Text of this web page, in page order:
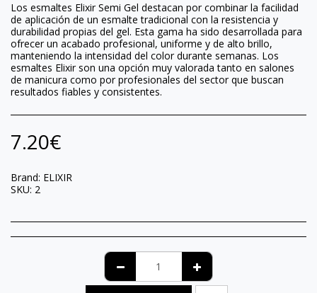
Los esmaltes Elixir Semi Gel destacan por combinar la facilidad
de aplicación de un esmalte tradicional con la resistencia y
durabilidad propias del gel. Esta gama ha sido desarrollada para
ofrecer un acabado profesional, uniforme y de alto brillo,
manteniendo la intensidad del color durante semanas. Los
esmaltes Elixir son una opción muy valorada tanto en salones
de manicura como por profesionales del sector que buscan
resultados fiables y consistentes.
7.20€
Brand: ELIXIR
SKU: 2